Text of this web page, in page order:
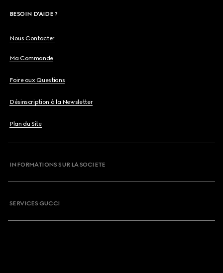
BESOIN D'AIDE ?
Nous Contacter
Ma Commande
Foire aux Questions
Désinscription à la Newsletter
Plan du Site
INFORMATIONS SUR LA SOCIETE
SERVICES GUCCI